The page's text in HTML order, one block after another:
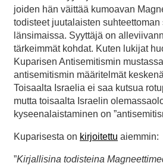
joiden hän väittää kumoavan
todisteet juutalaisten suhteettoman
länsimaissa. Syyttäjä on
tärkeimmät kohdat. Kuten lukijat
Kuparisen Antisemitismin
antisemitismin määritelmät
Toisaalta Israelia ei saa kutsua
mutta toisaalta Israelin
kyseenalaistaminen on
Kuparisesta on kirjoitettu aiemmin:
”Kirjallisina todisteina